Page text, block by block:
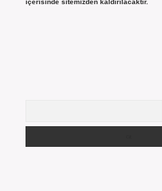
içerisinde sitemizden kaldırılacaktır.